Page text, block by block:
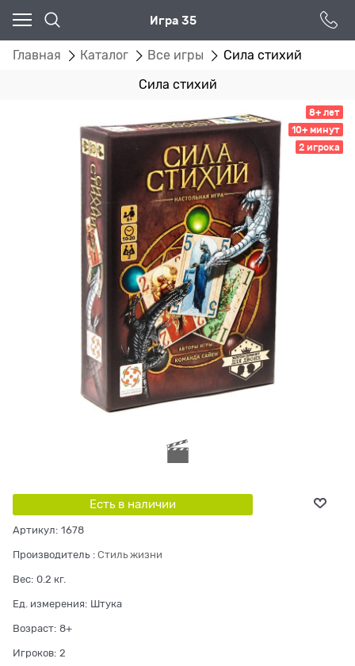
Игра 35
Главная Каталог Все игры Сила стихий
Сила стихий
8+ лет
10+ минут
2 игрока
Есть в наличии
Артикул: 1678
Производитель : Стиль жизни
Вес: 0.2 кг.
Ед. измерения: Штука
Возраст: 8+
Игроков: 2